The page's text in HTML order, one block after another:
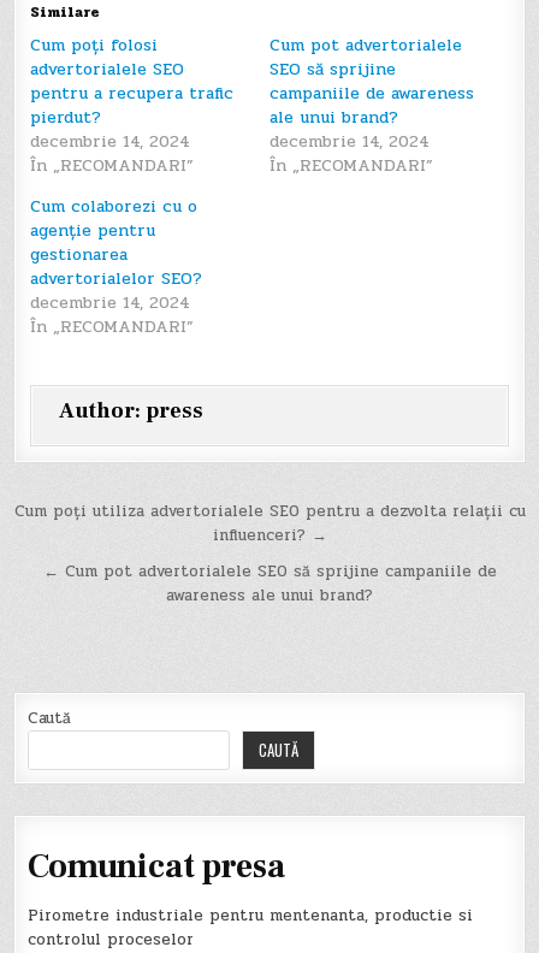
Similare
Cum poți folosi
advertorialele SEO
pentru a recupera trafic
pierdut?
decembrie 14, 2024
În „RECOMANDARI”
Cum pot advertorialele
SEO să sprijine
campaniile de awareness
ale unui brand?
decembrie 14, 2024
În „RECOMANDARI”
Cum colaborezi cu o
agenție pentru
gestionarea
advertorialelor SEO?
decembrie 14, 2024
În „RECOMANDARI”
Author: press
Navigare
articole
Cum poți utiliza advertorialele SEO pentru a dezvolta relații cu
influenceri? →
← Cum pot advertorialele SEO să sprijine campaniile de
awareness ale unui brand?
Caută
CAUTĂ
Comunicat presa
Pirometre industriale pentru mentenanta, productie si
controlul proceselor